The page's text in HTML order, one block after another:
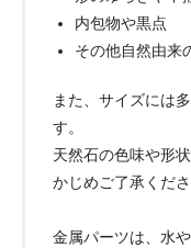
内包物や黒点
その他自然由来
また、サイズには
す。
天然石の色味や形
かじめご了承くださ
金属パーツは、水